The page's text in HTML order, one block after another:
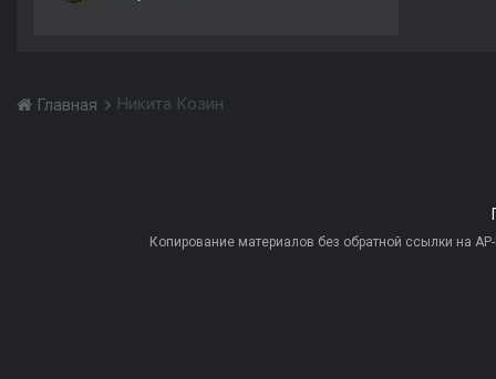
Главная Никита Козин
Копирование материалов без обратной ссылки на